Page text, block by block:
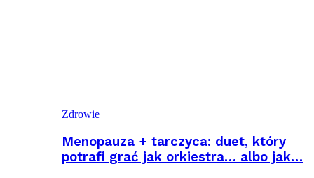
Zdrowie
Menopauza + tarczyca: duet, który
potrafi grać jak orkiestra… albo jak…